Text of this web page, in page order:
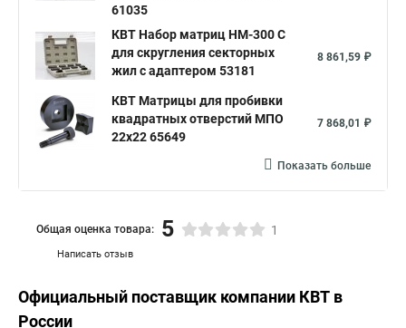
61035
КВТ Набор матриц НМ-300 С
для скругления секторных
жил с адаптером 53181
8 861,59 ₽
КВТ Матрицы для пробивки
квадратных отверстий МПО
22х22 65649
7 868,01 ₽
Показать больше
Написать отзыв
Общая оценка товара: 5 1
Официальный поставщик компании КВТ в
России